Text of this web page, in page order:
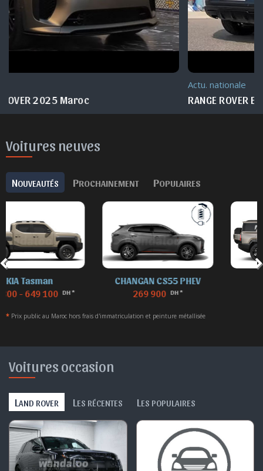
RANGE ROVER Experience 2025 Maroc
Voitures neuves
NOUVEAUTÉS PROCHAINEMENT POPULAIRES
CHANGAN CS55 PHEV
269 900
DENZA B8
869 900
* Prix public au Maroc hors frais d'immatriculation et peinture métallisée
Voitures occasion
LAND ROVER L ES RÉCENTES L ES POPULAIRES